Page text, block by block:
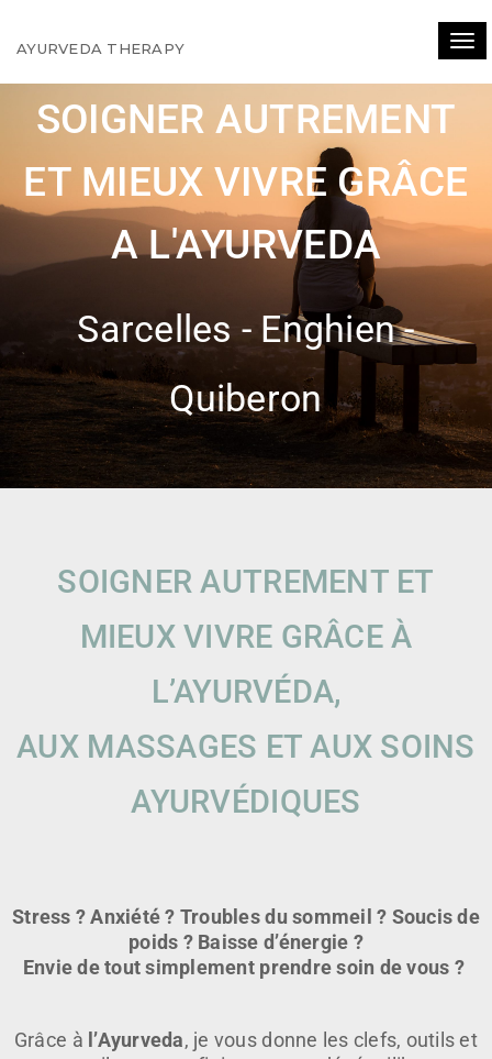
AYURVEDA THERAPY
SOIGNER AUTREMENT
ET MIEUX VIVRE GRÂCE
A L'AYURVEDA
Sarcelles - Enghien -
Quiberon
SOIGNER AUTREMENT ET
MIEUX VIVRE GRÂCE À
L’AYURVÉDA,
AUX MASSAGES ET AUX SOINS
AYURVÉDIQUES
Stress ? Anxiété ? Troubles du sommeil ? Soucis de
poids ? Baisse d’énergie ?
Envie de tout simplement prendre soin de vous ?
Grâce à l’Ayurveda, je vous donne les clefs, outils et